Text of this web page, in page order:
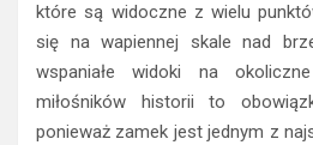
które są widoczne z wielu
się na wapiennej skale nad
wspaniałe widoki na
miłośników historii to
ponieważ zamek jest jednym z